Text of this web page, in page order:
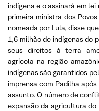
indígena e o assinará em
primeira ministra dos
nomeada por Lula, disse
1,6 milhão de indígenas do
seus direitos à terra
agrícola na região
indígenas são garantidos
imprensa com Padilha
assunto. O número de
expansão da agricultura do